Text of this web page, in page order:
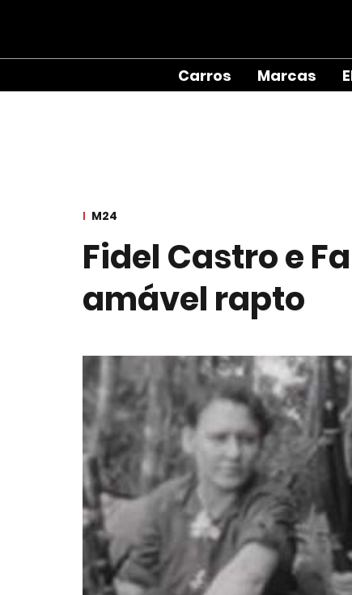
Carros Marcas
M24
Fidel Castro e
amável rapto